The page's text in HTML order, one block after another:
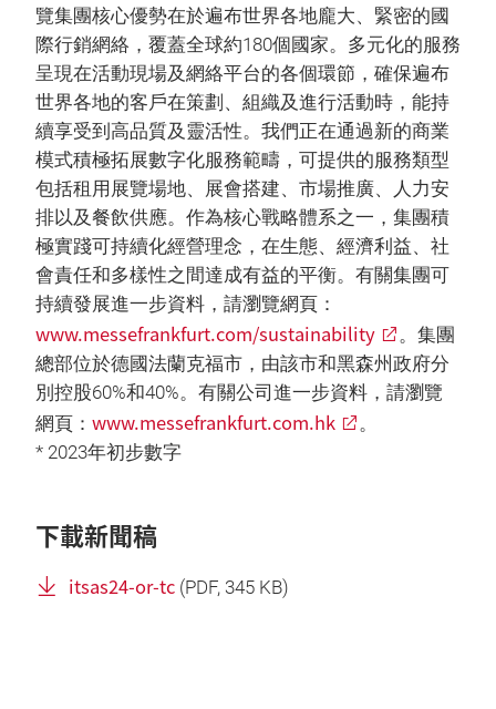
覽集團核心優勢在於遍布世界各地龐大、緊密的國
際行銷網絡，覆蓋全球約180個國家。多元化的服務
呈現在活動現場及網絡平台的各個環節，確保遍布
世界各地的客戶在策劃、組織及進行活動時，能持
續享受到高品質及靈活性。我們正在通過新的商業
模式積極拓展數字化服務範疇，可提供的服務類型
包括租用展覽場地、展會搭建、市場推廣、人力安
排以及餐飲供應。作為核心戰略體系之一，集團積
極實踐可持續化經營理念，在生態、經濟利益、社
會責任和多樣性之間達成有益的平衡。有關集團可
持續發展進一步資料，請瀏覽網頁：
www.messefrankfurt.com/sustainability
。集團
總部位於德國法蘭克福市，由該市和黑森州政府分
別控股60%和40%。有關公司進一步資料，請瀏覽
網頁： www.messefrankfurt.com.hk
。
* 2023年初步數字
下載新聞稿
itsas24-or-tc (PDF, 345 KB)